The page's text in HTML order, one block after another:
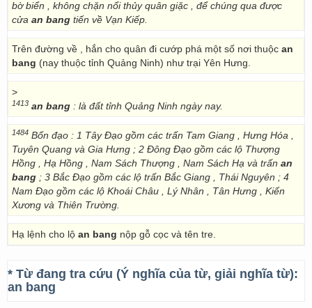
bờ biển , không chặn nổi thủy quân giặc , để chúng qua được
cửa an bang tiến về Vạn Kiếp.
Trên đường về , hắn cho quân đi cướp phá một số nơi thuộc an
bang (nay thuộc tỉnh Quảng Ninh) như trại Yên Hưng.
>
1413 an bang : là đất tỉnh Quảng Ninh ngày nay.
1484 Bốn đạo : 1 Tây Đạo gồm các trấn Tam Giang , Hưng Hóa ,
Tuyên Quang và Gia Hưng ; 2 Đông Đạo gồm các lộ Thượng
Hồng , Hạ Hồng , Nam Sách Thượng , Nam Sách Hạ và trấn an
bang ; 3 Bắc Đạo gồm các lộ trấn Bắc Giang , Thái Nguyên ; 4
Nam Đạo gồm các lộ Khoái Châu , Lý Nhân , Tân Hưng , Kiến
Xương và Thiên Trường.
Hạ lệnh cho lộ an bang nộp gỗ cọc và tên tre.
* Từ đang tra cứu (Ý nghĩa của từ, giải nghĩa từ):
an bang